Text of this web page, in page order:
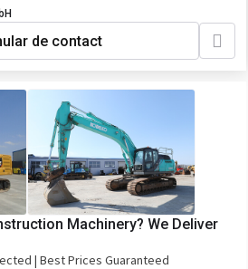
de contact
Machinery? We Deliver
| Best Prices Guaranteed